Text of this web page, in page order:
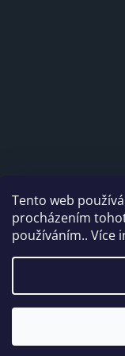
Tento web
procházením
používáním.. Více